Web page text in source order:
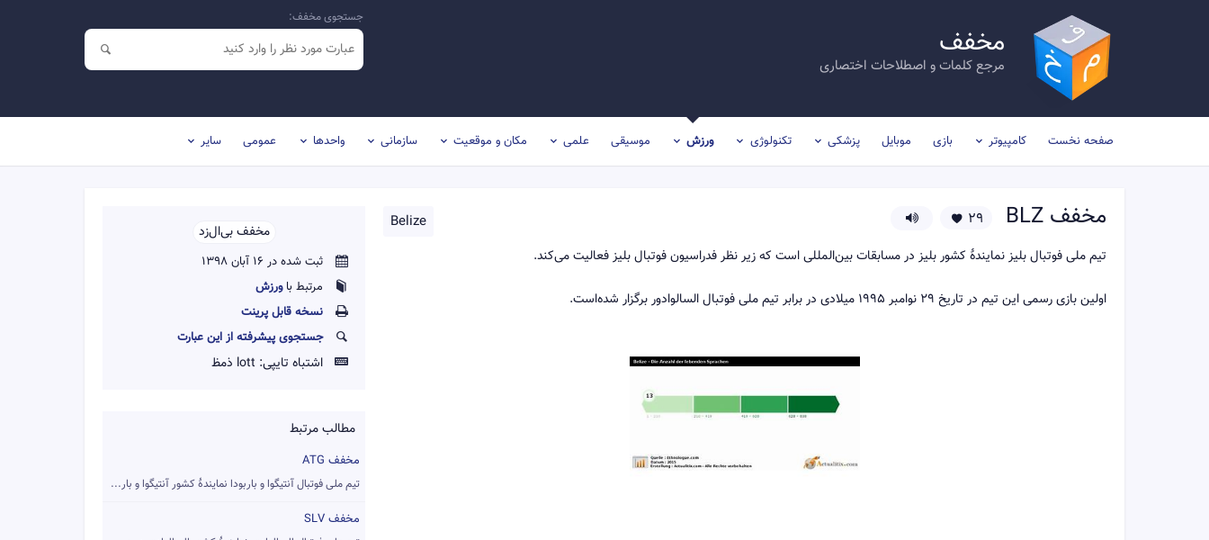
مخفف
مرجع کلمات و اصطلاحات اختصاری
جستجوی مخفف:
صفحه نخست کامپیوتر بازی موبایل پزشکی تکنولوژی ورزش موسیقی علمی مکان و موقعیت سازمانی واحدها عمومی سایر
مخففBLZ
Belize 29
تیم ملی فوتبال بلیز نمایندهٔ کشور بلیز در مسابقات بین‌المللی است که زیر نظر فدراسیون فوتبال بلیز فعالیت می‌کند.
اولین بازی رسمی این تیم در تاریخ ۲۹ نوامبر ۱۹۹۵ میلادی در برابر تیم ملی فوتبال السالوادور برگزار شده‌است.
مخفف بی‌ال‌زد‌‌
ثبت شده در 16 آبان 1398
مرتبط باورزش
نسخه قابل پرينت
جستجوی پیشرفته از این عبارت
اشتباه تایپی: lott ذمظ
مطالب مرتبط
مخفف ATG
تیم ملی فوتبال آنتیگوا و باربودا نمایندهٔ کشور آنتیگوا و بار...
مخفف SLV